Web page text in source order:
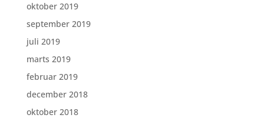
oktober 2019
september 2019
juli 2019
marts 2019
februar 2019
december 2018
oktober 2018